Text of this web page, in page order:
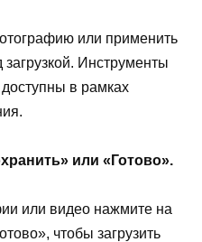
или применить
Инструменты
в рамках
или «Готово».
или видео нажмите на
чтобы загрузить